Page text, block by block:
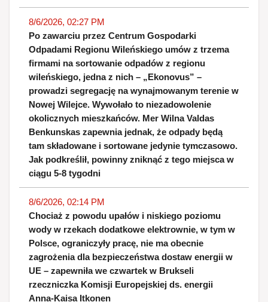
8/6/2026, 02:27 PM
Po zawarciu przez Centrum Gospodarki
Odpadami Regionu Wileńskiego umów z trzema
firmami na sortowanie odpadów z regionu
wileńskiego, jedna z nich – „Ekonovus” –
prowadzi segregację na wynajmowanym terenie w
Nowej Wilejce. Wywołało to niezadowolenie
okolicznych mieszkańców. Mer Wilna Valdas
Benkunskas zapewnia jednak, że odpady będą
tam składowane i sortowane jedynie tymczasowo.
Jak podkreślił, powinny zniknąć z tego miejsca w
ciągu 5-8 tygodni
8/6/2026, 02:14 PM
Chociaż z powodu upałów i niskiego poziomu
wody w rzekach dodatkowe elektrownie, w tym w
Polsce, ograniczyły pracę, nie ma obecnie
zagrożenia dla bezpieczeństwa dostaw energii w
UE – zapewniła we czwartek w Brukseli
rzeczniczka Komisji Europejskiej ds. energii
Anna-Kaisa Itkonen